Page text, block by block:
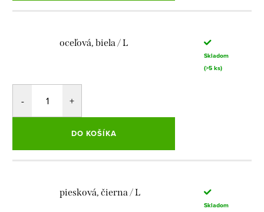
oceľová, biela / L
Skladom
(>5 ks)
DO KOŠÍKA
piesková, čierna / L
Skladom